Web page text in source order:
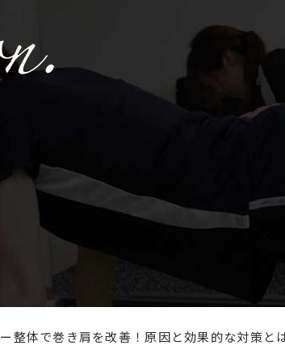
ー整体で巻き肩を改善！原因と効果的な対策と